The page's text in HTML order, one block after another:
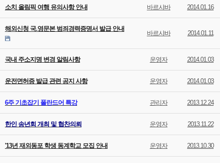
소치 올림픽 여행 유의사항 안내 바르샤바 2014.01.16
해외신청 국.영문본 범죄경력증명서 발급 안내
바르샤바 2014.01.11
국내 주소지명 변경 알림사항 운영자 2014.01.03
운전면허증 발급 관련 공지 사항 운영자 2014.01.03
6주 기초잡기 폴란드어 특강 관리자 2013.12.24
한인 송년회 개최 및 협찬의뢰 운영자 2013.11.22
'13년 재외동포 학생 동계학교 모집 안내 운영자 2013.10.30